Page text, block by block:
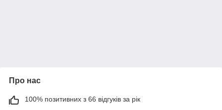
Про нас
100% позитивних з 66 відгуків за рік